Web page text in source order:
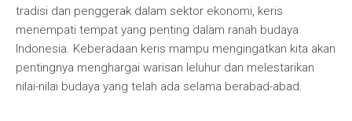
tradisi dan penggerak dalam sektor ekonomi, keris
menempati tempat yang penting dalam ranah budaya
Indonesia. Keberadaan keris mampu mengingatkan kita akan
pentingnya menghargai warisan leluhur dan melestarikan
nilai-nilai budaya yang telah ada selama berabad-abad.